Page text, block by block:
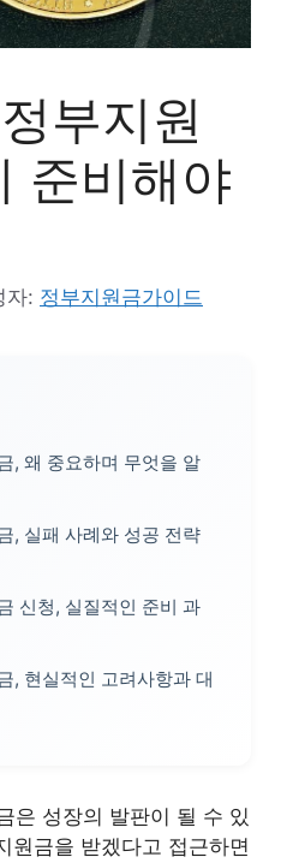
부지원
준비해야
자: 정부지원금가이드
, 왜 중요하며 무엇을 알
, 실패 사례와 성공 전략
신청, 실질적인 준비 과
, 현실적인 고려사항과 대
은 성장의 발판이 될 수 있
원금을 받겠다고 접근하면